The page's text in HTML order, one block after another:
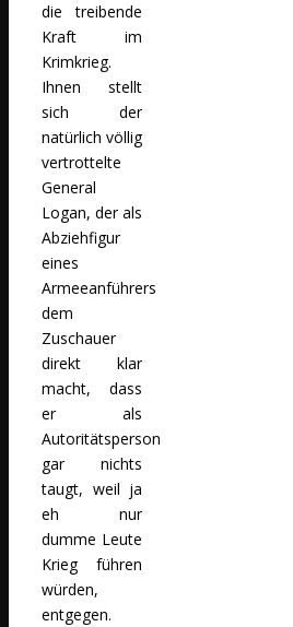
die treibende
Kraft im
Krimkrieg.
Ihnen stellt
sich der
natürlich völlig
vertrottelte
General
Logan, der als
Abziehfigur
eines
Armeeanführers
dem
Zuschauer
direkt klar
macht, dass
er als
Autoritätsperson
gar nichts
taugt, weil ja
eh nur
dumme Leute
Krieg führen
würden,
entgegen.